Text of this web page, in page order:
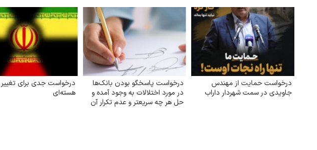
درخواست حمایت از مهندس
جاویدی در سمت شهردار داراب
درخواست پاسخگو بودن بانک‌ها
در مورد اختلالات به وجود آمده و
حل هر چه سریعتر و عدم تکرار آن
درخواست جدی برای
هسته‌ای